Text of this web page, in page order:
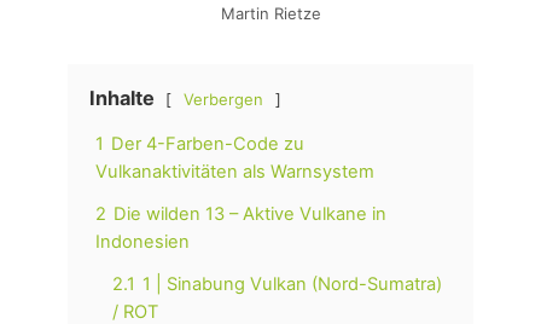
Martin Rietze
Inhalte Verbergen
1 Der 4-Farben-Code zu
Vulkanaktivitäten als Warnsystem
2 Die wilden 13 – Aktive Vulkane in
Indonesien
2.1 1 | Sinabung Vulkan (Nord-Sumatra)
/ ROT